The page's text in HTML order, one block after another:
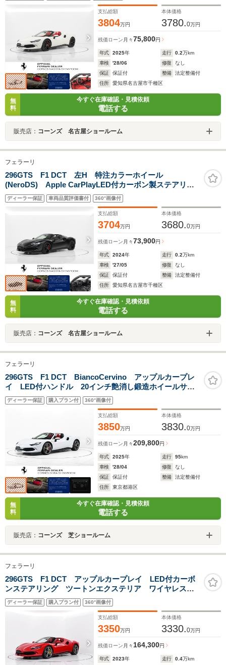
支払総額
3804万円
本体価格
3780.0万円
残価ローン 月々75,800円
年式 2025年 走行 0.2万km
車検
'28/06 修復
なし
保証
保証付 整備
法定整備付
住所
愛知県名古屋市千種区
無
料
今すぐ在庫確認・見積依頼
電話する
販売店： コーンズ 名古屋ショールーム
フェラーリ
296GTS F1 DCT 左H 特注カラーホイール
(NeroDS) Apple CarPlayLED付カーボン製ステアリン
グ カーボン製レーシングシート(Lサイズ)
ディーラー保証 車両品質評価書付 360°画像付
支払総額
3704万円
本体価格
3680.0万円
残価ローン 月々73,900円
年式 2024年 走行 0.2万km
車検
'27/05 修復
なし
保証
保証付 整備
法定整備付
住所
愛知県名古屋市千種区
無
料
今すぐ在庫確認・見積依頼
電話する
販売店： コーンズ 名古屋ショールーム
フェラーリ
296GTS F1 DCT BiancoCervino アップルカープレ
イ LED付ハンドル 20インチ艶消し鍛造ホイールサス
ペンションリフター ワイヤレスチャージャー
ディーラー保証 購入プラン付 360°画像付
支払総額
3850万円
本体価格
3830.0万円
残価ローン 月々209,800円
年式 2025年 走行 95km
車検
'28/04 修復
なし
保証
保証付 整備
法定整備付
住所
東京都港区
無
料
今すぐ在庫確認・見積依頼
電話する
販売店： コーンズ 芝ショールーム
フェラーリ
296GTS F1 DCT アップルカープレイ LED付カーボ
ンステアリング ツートンエクステリア ワイヤレスチ
ャージャー サスペンションリフター フロアカーペッ
ト刺繍
ディーラー保証 購入プラン付 360°画像付
支払総額
3350万円
本体価格
3330.0万円
残価ローン 月々 164,300円
年式 2023年 走行 0.4万km